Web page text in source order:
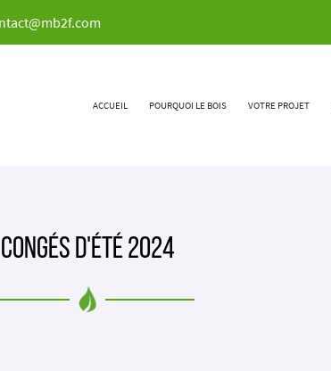
ACCUEIL POURQUOI LE BOIS VOTRE PROJET
Congés d'été 2024